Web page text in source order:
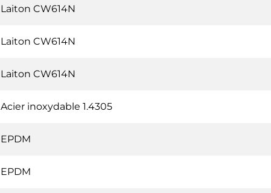
Laiton CW614N
Laiton CW614N
Laiton CW614N
Acier inoxydable 1.4305
EPDM
EPDM